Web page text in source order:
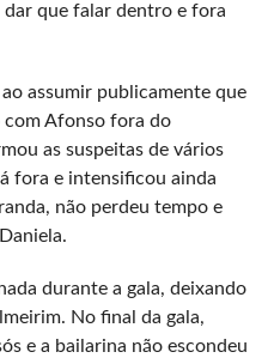
que falar dentro e fora
assumir publicamente que
com Afonso fora do
as suspeitas de vários
fora e intensificou ainda
não perdeu tempo e
durante a gala, deixando
No final da gala,
e a bailarina não escondeu